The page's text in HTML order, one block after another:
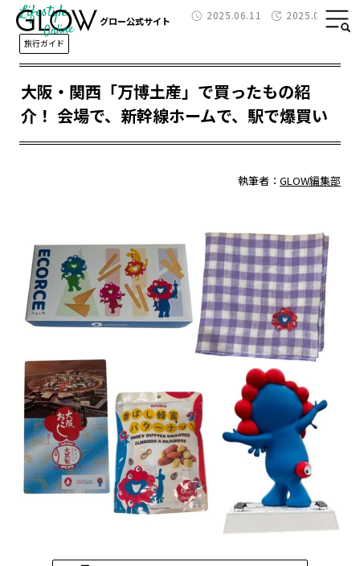
グロー公式サイト 2025.06.11 2025.06.12
Lifestyle
旅行ガイド
大阪・関西「万博土産」で買ったもの紹
介！ 会場で、新幹線ホームで、駅で爆買い
執筆者：GLOW編集部